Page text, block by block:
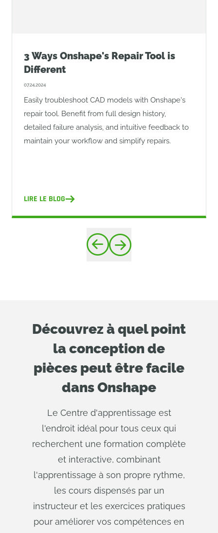
3 Ways Onshape's Repair Tool is
Different
07.24.2024
Easily troubleshoot CAD models with Onshape's
repair tool. Benefit from full design history,
detailed failure analysis, and intuitive feedback to
maintain your workflow and simplify repairs.
LIRE LE BLOG
Découvrez à quel point
la conception de
pièces peut être facile
dans Onshape
Le Centre d'apprentissage est
l'endroit idéal pour tous ceux qui
recherchent une formation complète
et interactive, combinant
l'apprentissage à son propre rythme,
les cours dispensés par un
instructeur et les exercices pratiques
pour améliorer vos compétences en